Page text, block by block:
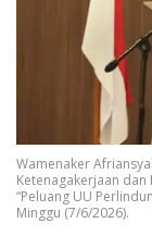
Wamenaker
Ketenagakerjaan dan
“Peluang UU
Minggu (7/6/2026).